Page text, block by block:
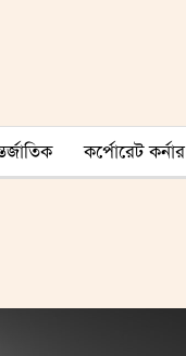
কর্পোরেট কর্নার